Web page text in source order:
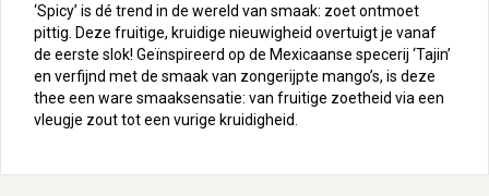
‘Spicy’ is dé trend in de wereld van smaak: zoet ontmoet
pittig. Deze fruitige, kruidige nieuwigheid overtuigt je vanaf
de eerste slok! Geïnspireerd op de Mexicaanse specerij ‘Tajin’
en verfijnd met de smaak van zongerijpte mango’s, is deze
thee een ware smaaksensatie: van fruitige zoetheid via een
vleugje zout tot een vurige kruidigheid.